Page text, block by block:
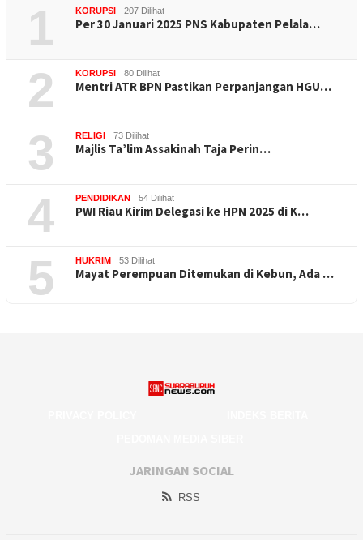
1 KORUPSI 207 Dilihat
Per 30 Januari 2025 PNS Kabupaten Pelala…
2 KORUPSI 80 Dilihat
Mentri ATR BPN Pastikan Perpanjangan HGU…
3 RELIGI 73 Dilihat
Majlis Ta’lim Assakinah Taja Perin…
4 PENDIDIKAN 54 Dilihat
PWI Riau Kirim Delegasi ke HPN 2025 di K…
5 HUKRIM 53 Dilihat
Mayat Perempuan Ditemukan di Kebun, Ada …
JARINGAN SOCIAL
RSS